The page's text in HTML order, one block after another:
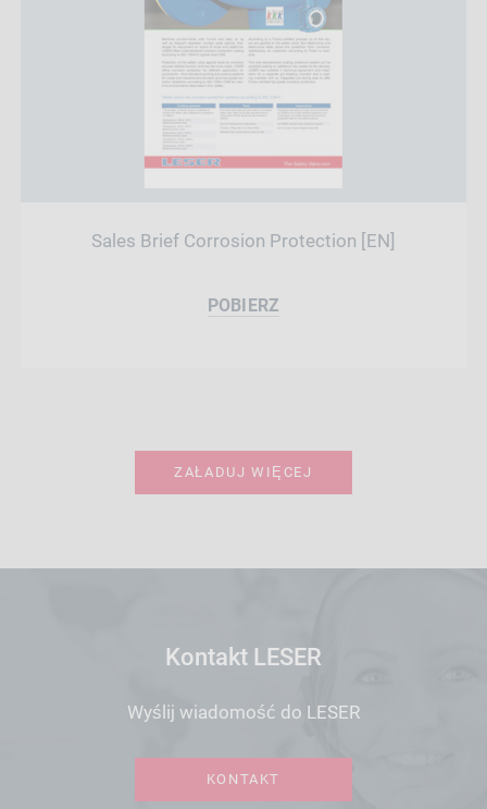
Sales Brief Corrosion Protection [EN]
POBIERZ
ZAŁADUJ WIĘCEJ
Kontakt LESER
Wyślij wiadomość do LESER
KONTAKT